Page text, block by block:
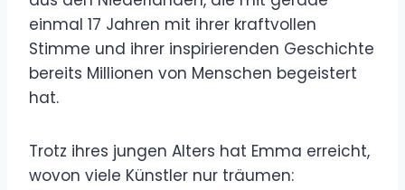
einmal 17 Jahren mit ihrer kraftvollen
Stimme und ihrer inspirierenden Geschichte
bereits Millionen von Menschen begeistert
hat.
Trotz ihres jungen Alters hat Emma erreicht,
wovon viele Künstler nur träumen: